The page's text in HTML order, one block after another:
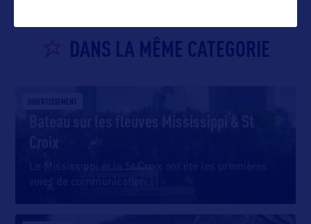
DANS LA MÊME CATEGORIE
DIVERTISSEMENT
Le Mississippi et la St Croix ont été les premières
voies de communication